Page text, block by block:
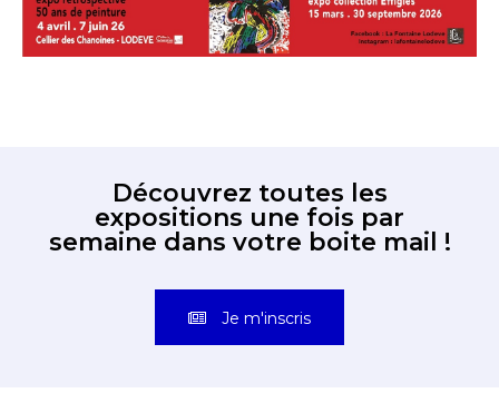
Découvrez toutes les
expositions une fois par
semaine dans votre boite mail !
Je m'inscris